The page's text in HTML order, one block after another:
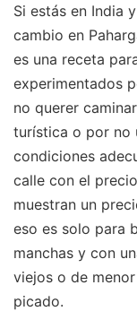
Si estás en India
cambio en
es una receta
experimentados
no querer
turística o por no
condiciones
calle con el
muestran un
eso es solo para
manchas y con
viejos o de
picado.